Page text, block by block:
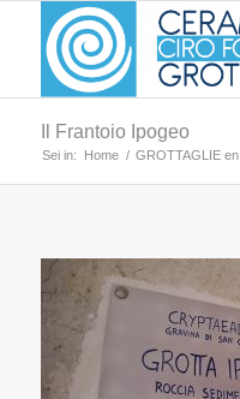
Il Frantoio Ipogeo
Sei in: Home / GROTTAGLIE en